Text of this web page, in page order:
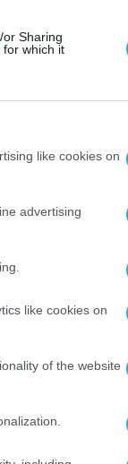
Sharing
which it
like cookies on
advertising
like cookies on
of the website
σενάρια.
συνέδριο
και έτσι
ότι πρέπει
της
απέχει